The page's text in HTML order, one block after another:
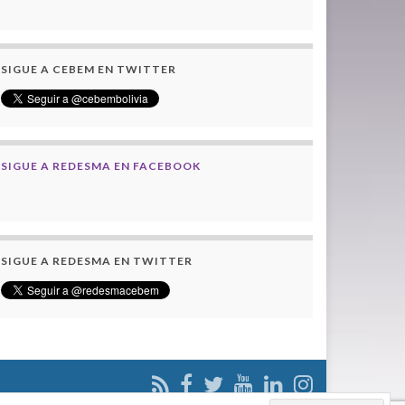
SIGUE A CEBEM EN TWITTER
SIGUE A REDESMA EN FACEBOOK
SIGUE A REDESMA EN TWITTER